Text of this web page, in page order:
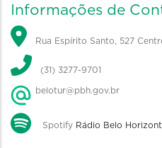
Informações de
Rua Espírito Santo, 527
(31) 3277-9701
belotur@pbh.gov.br
Spotify Rádio Belo